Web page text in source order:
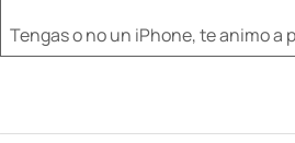
Tengas o no un iPhone, te animo a